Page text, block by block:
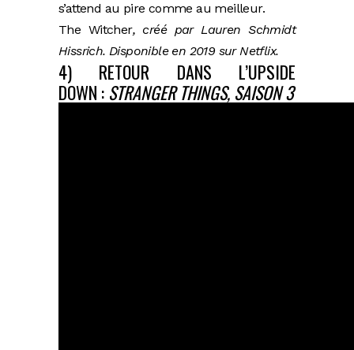
s’attend au pire comme au meilleur.
The Witcher, créé par Lauren Schmidt
Hissrich. Disponible en 2019 sur Netflix.
4) RETOUR DANS L’UPSIDE
DOWN : STRANGER THINGS, SAISON 3